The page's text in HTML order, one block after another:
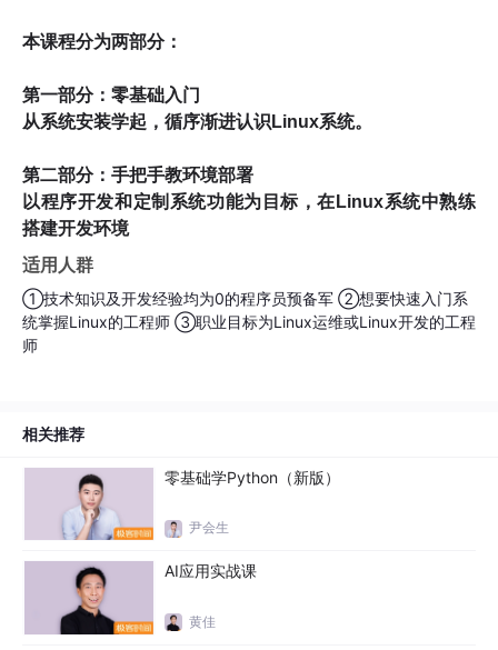
4分43秒 2021-04-13
x-shell连接centos8（1）
9分35秒 2021-04-13
x-shell连接centos8（2）
6
7 centos8主机名修改
配置centos8主机名与IP映射
6分11秒 2021-04-13
本课程分为两部分：
第一部分：零基础入门
从系统安装学起，循序渐进认识Linux系统。
第二部分：手把手教环境部署
以程序开发和定制系统功能为目标，在Linux系统中熟练
搭建开发环境
适用人群
①技术知识及开发经验均为0的程序员预备军 ②想要快速入门系
统掌握Linux的工程师 ③职业目标为Linux运维或Linux开发的工程
师
相关推荐
零基础学Python（新版）
尹会生
AI应用实战课
黄佳